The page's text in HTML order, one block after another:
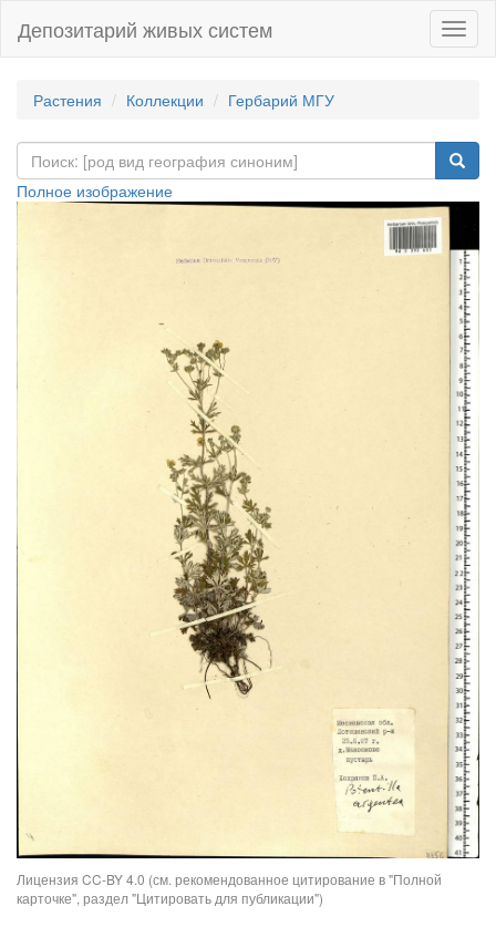
Депозитарий живых систем
Растения Коллекции Гербарий МГУ
Полное изображение
Лицензия CC-BY 4.0 (см. рекомендованное цитирование в "Полной
карточке", раздел "Цитировать для публикации")